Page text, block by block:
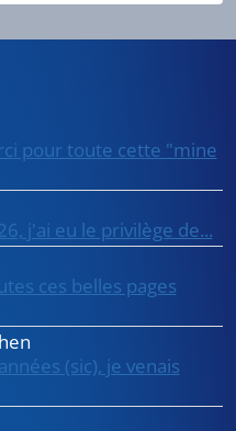
pour toute cette "mine
j'ai eu le privilège de...
ces belles pages
(sic), je venais